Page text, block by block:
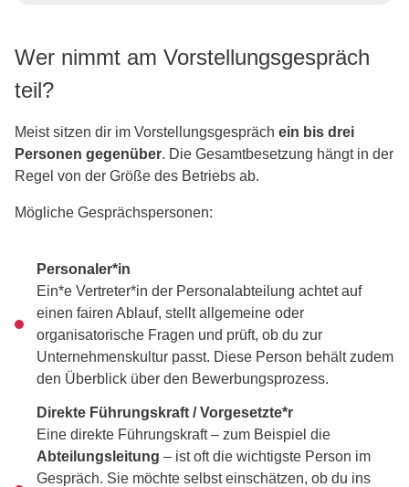
Wer nimmt am Vorstellungsgespräch
teil?
Meist sitzen dir im Vorstellungsgespräch ein bis drei
Personen gegenüber. Die Gesamtbesetzung hängt in der
Regel von der Größe des Betriebs ab.
Mögliche Gesprächspersonen:
Personaler*in
Ein*e Vertreter*in der Personalabteilung achtet auf
einen fairen Ablauf, stellt allgemeine oder
organisatorische Fragen und prüft, ob du zur
Unternehmenskultur passt. Diese Person behält zudem
den Überblick über den Bewerbungsprozess.
Direkte Führungskraft / Vorgesetzte*r
Eine direkte Führungskraft – zum Beispiel die
Abteilungsleitung – ist oft die wichtigste Person im
Gespräch. Sie möchte selbst einschätzen, ob du ins